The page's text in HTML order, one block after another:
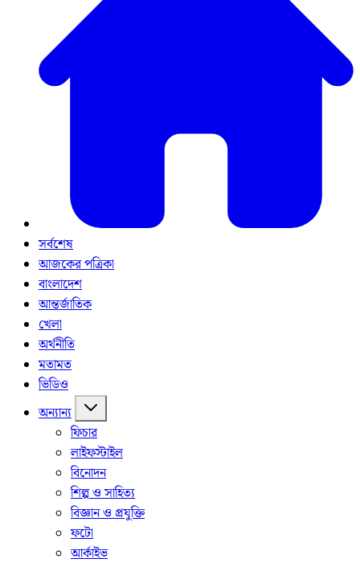
সর্বশেষ
আজকের পত্রিকা
বাংলাদেশ
আন্তর্জাতিক
খেলা
অর্থনীতি
মতামত
ভিডিও
অন্যান্য
ফিচার
লাইফস্টাইল
বিনোদন
শিল্প ও সাহিত্য
বিজ্ঞান ও প্রযুক্তি
ফটো
আর্কাইভ